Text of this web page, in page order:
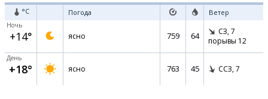
°C Погода Ветер
Ночь
+14° ясно 759 64 СЗ, 7
порывы 12
День
+18° ясно 763 45 ССЗ, 7